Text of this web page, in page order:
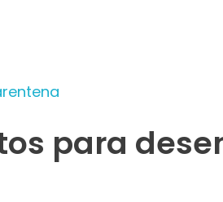
para